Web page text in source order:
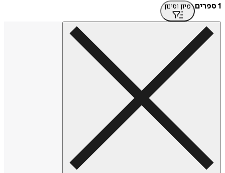
1 ספרים
מיון וסינון